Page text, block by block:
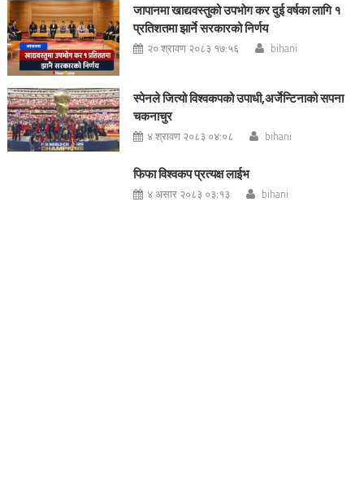
जापानमा खाद्यवस्तुको उपभोग कर दुई वर्षका लागि १
प्रतिशतमा झार्ने सरकारको निर्णय
२० श्रावण २०८३ १७:५६ bihani
स्पेनले जित्यो विश्वकपको उपाधी,अर्जेन्टिनाको सपना
चकनाचुर
४ श्रावण २०८३ ०४:०८ bihani
फिफा विश्वकप प्रत्यक्ष लाईभ
४ असार २०८३ ०३:१३ bihani